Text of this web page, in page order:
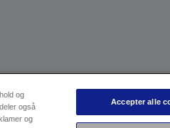
og
også
og
Accepter alle